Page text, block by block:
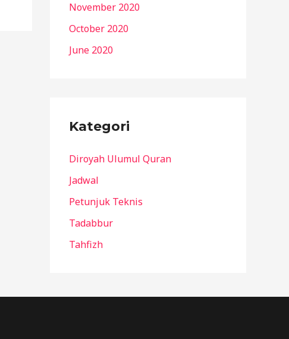
November 2020
October 2020
June 2020
Kategori
Diroyah Ulumul Quran
Jadwal
Petunjuk Teknis
Tadabbur
Tahfizh